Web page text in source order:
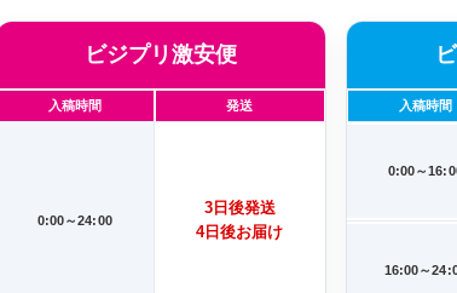
ビジプリ激安便
入稿時間 発送
0:00～24:00
3日後発送
4日後お届け
入稿時間
0:00～
16:00～